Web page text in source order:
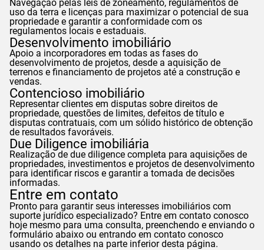
Navegação pelas leis de zoneamento, regulamentos de
uso da terra e licenças para maximizar o potencial de sua
propriedade e garantir a conformidade com os
regulamentos locais e estaduais.
Desenvolvimento imobiliário
Apoio a incorporadores em todas as fases do
desenvolvimento de projetos, desde a aquisição de
terrenos e financiamento de projetos até a construção e
vendas.
Contencioso imobiliário
Representar clientes em disputas sobre direitos de
propriedade, questões de limites, defeitos de título e
disputas contratuais, com um sólido histórico de obtenção
de resultados favoráveis.
Due Diligence imobiliária
Realização de due diligence completa para aquisições de
propriedades, investimentos e projetos de desenvolvimento
para identificar riscos e garantir a tomada de decisões
informadas.
Entre em contato
Pronto para garantir seus interesses imobiliários com
suporte jurídico especializado? Entre em contato conosco
hoje mesmo para uma consulta, preenchendo e enviando o
formulário abaixo ou entrando em contato conosco
usando os detalhes na parte inferior desta página.